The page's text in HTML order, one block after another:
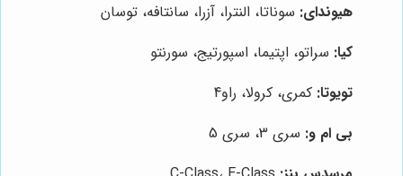
هیوندای: سوناتا، النترا، آزرا، سانتافه، توسان
کیا: سراتو، اپتیما، اسپورتیج، سورنتو
تویوتا: کمری، کرولا، راو4
بی ام و: سری 3، سری 5